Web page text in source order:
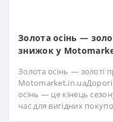
Золота осінь —
знижок у
Золота осінь — золоті
осінь — це кінець
час для вигідних